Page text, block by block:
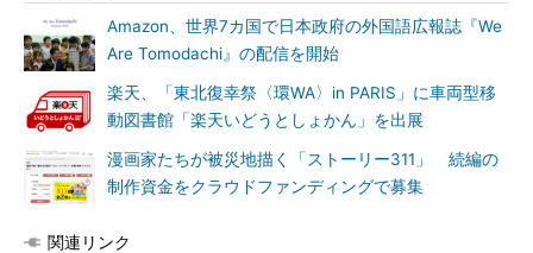
Amazon、世界7カ国で日本政府の外国語広報誌『We
Are Tomodachi』の配信を開始
楽天、「東北復幸祭〈環WA〉in PARIS」に車両型移
動図書館「楽天いどうとしょかん」を出展
漫画家たちが被災地描く「ストーリー311」 続編の
制作資金をクラウドファンディングで募集
関連リンク